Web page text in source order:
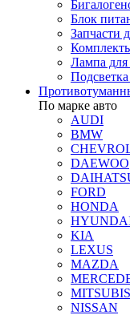
Блок
Запчасти
Лампа
По марке авто
AUDI
BMW
DAEWOO
FORD
HONDA
KIA
LEXUS
MAZDA
NISSAN